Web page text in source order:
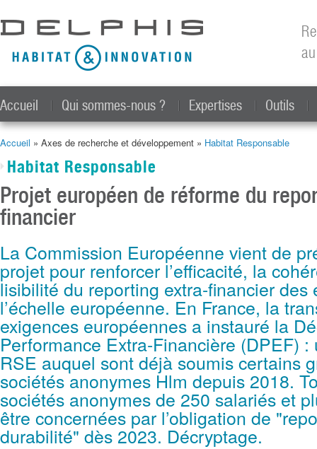
Accueil Qui sommes-nous ? Expertises Outils
Accueil » Axes de recherche et développement » Habitat Responsable
Habitat Responsable
Projet européen de réforme du
financier
La Commission Européenne vient de
projet pour renforcer l’efficacité, la
lisibilité du reporting extra-financier des
l’échelle européenne. En France, la
exigences européennes a instauré la
Performance Extra-Financière (DPEF)
RSE auquel sont déjà soumis certains
sociétés anonymes Hlm depuis 2018.
sociétés anonymes de 250 salariés et
être concernées par l’obligation de
durabilité" dès 2023. Décryptage.